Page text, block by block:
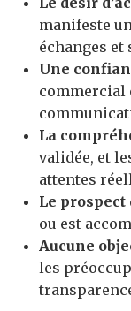
manifeste
échanges et
Une
commercial
La
validée, et
attentes
Le prospect
ou est
Aucune
les